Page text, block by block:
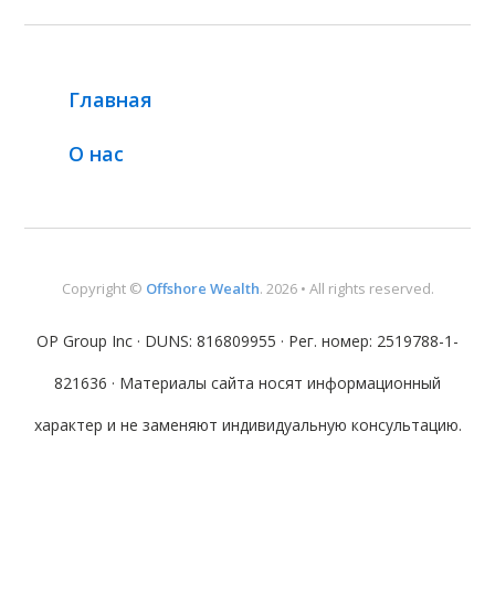
Главная
О нас
Copyright © Offshore Wealth. 2026 • All rights reserved.
OP Group Inc · DUNS: 816809955 · Рег. номер: 2519788-1-
821636 · Материалы сайта носят информационный
характер и не заменяют индивидуальную консультацию.